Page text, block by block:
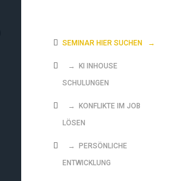
SEMINAR HIER SUCHEN →
→ KI INHOUSE
SCHULUNGEN
→ KONFLIKTE IM JOB
LÖSEN
→ PERSÖNLICHE
ENTWICKLUNG